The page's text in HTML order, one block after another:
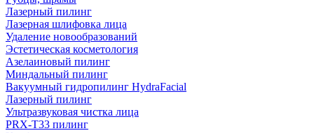
Лазерный пилинг
Лазерная шлифовка лица
Удаление новообразований
Эстетическая косметология
Азелаиновый пилинг
Миндальный пилинг
Вакуумный гидропилинг HydraFacial
Лазерный пилинг
Ультразвуковая чистка лица
PRX-T33 пилинг